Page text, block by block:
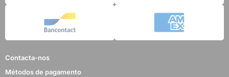
Contacta-nos
Métodos de pagamento